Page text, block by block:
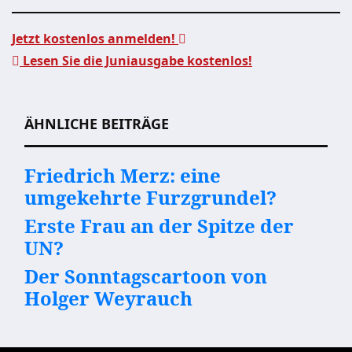
Jetzt kostenlos anmelden!
Lesen Sie die Juniausgabe kostenlos!
ÄHNLICHE BEITRÄGE
Friedrich Merz: eine
umgekehrte Furzgrundel?
Erste Frau an der Spitze der
UN?
Der Sonntagscartoon von
Holger Weyrauch